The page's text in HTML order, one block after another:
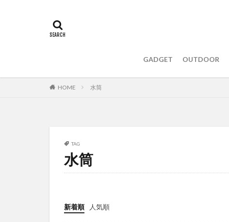
GADGET OUTDOOR
HOME 水筒
TAG
水筒
新着順 人気順